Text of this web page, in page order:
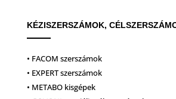
KÉZISZERSZÁMOK,
• FACOM szerszámok
• EXPERT szerszámok
• METABO kisgépek